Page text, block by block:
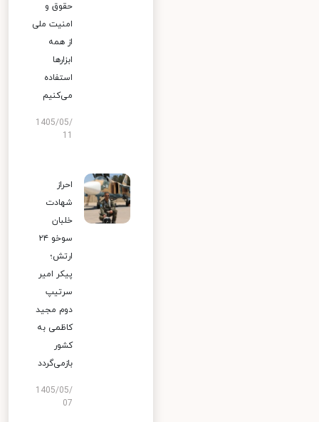
حقوق و
امنیت ملی
از همه
ابزارها
استفاده
می‌کنیم
1405/05/
احراز
شهادت
خلبان
سوخو ۲۴
ارتش؛
پیکر امیر
سرتیپ
دوم مجید
کاظمی به
کشور
بازمی‌گردد
1405/05/
07